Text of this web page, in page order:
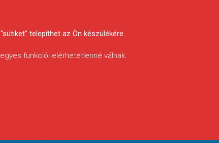
telepíthet az Ön készülékére.
funkciói elérhetetlenné válnak.